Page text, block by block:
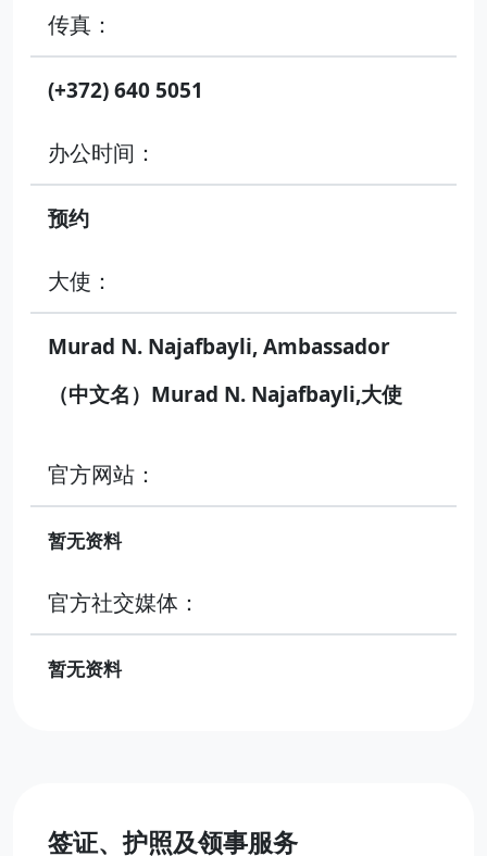
传真：
(+372) 640 5051
办公时间：
预约
大使：
Murad N. Najafbayli, Ambassador
（中文名）Murad N. Najafbayli,大使
官方网站：
暂无资料
官方社交媒体：
暂无资料
签证、护照及领事服务